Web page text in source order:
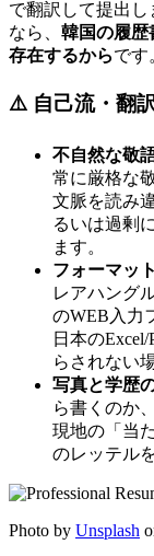
で翻訳して提出
なら、 韓国の履歴
存在するからです
⚠️ 自己流・翻
不自然な敬
常に厳格な
文脈を読み
るいは過剰
ます。
フォーマッ
レアハング
のWEB入力
日本の
らされない
写真と学歴
ら書くのか
現地の「当
のレッテル
Photo by Unsplash